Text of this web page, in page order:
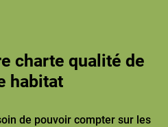
charte qualité de
habitat
de pouvoir compter sur les